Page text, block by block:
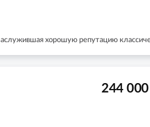
хорошую репутацию
244 000